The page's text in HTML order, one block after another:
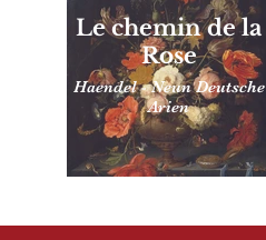
Le chemin de la
Rose
Haendel - Neun Deutsche
Arien